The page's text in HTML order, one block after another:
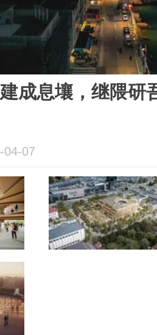
成息壤，继隈研
04-07